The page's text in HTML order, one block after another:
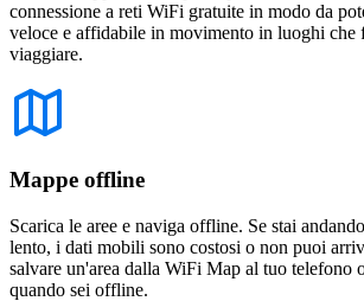
connessione a reti WiFi gratuite in modo da
veloce e affidabile in movimento in luoghi che
viaggiare.
Mappe offline
Scarica le aree e naviga offline. Se stai
lento, i dati mobili sono costosi o non puoi
salvare un'area dalla WiFi Map al tuo telefono
quando sei offline.